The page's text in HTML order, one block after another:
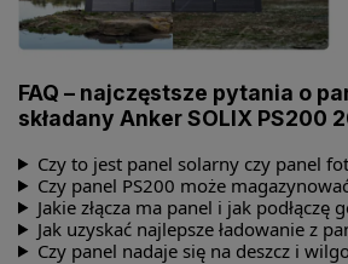
FAQ – najczęstsze pytania o
składany Anker SOLIX PS200
Czy to jest panel solarny czy panel
Czy panel PS200 może
Jakie złącza ma panel i jak podłączę
Jak uzyskać najlepsze ładowanie z
Czy panel nadaje się na deszcz i